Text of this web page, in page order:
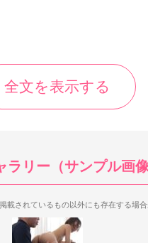
全文を表示する
ラリー（サンプル画像
載されているもの以外にも存在する場合